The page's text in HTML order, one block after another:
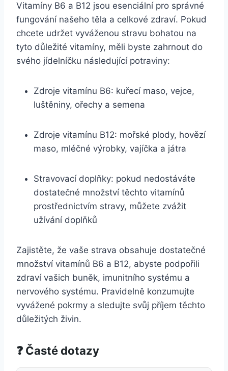
Vitamíny B6 a B12 jsou esenciální pro správné
fungování našeho těla a celkové zdraví. Pokud
chcete udržet vyváženou stravu bohatou na
tyto důležité vitamíny, měli byste zahrnout do
svého jídelníčku následující potraviny:
Zdroje vitamínu B6: kuřecí maso, vejce,
luštěniny, ořechy a semena
Zdroje vitamínu B12: mořské plody, hovězí
maso, mléčné výrobky, vajíčka a játra
Stravovací doplňky: pokud nedostáváte
dostatečné množství těchto vitamínů
prostřednictvím stravy, můžete zvážit
užívání doplňků
Zajistěte, že vaše strava obsahuje dostatečné
množství vitamínů B6 a B12, abyste podpořili
zdraví vašich buněk, imunitního systému a
nervového systému. Pravidelně konzumujte
vyvážené pokrmy a sledujte svůj příjem těchto
důležitých živin.
❓ Časté dotazy